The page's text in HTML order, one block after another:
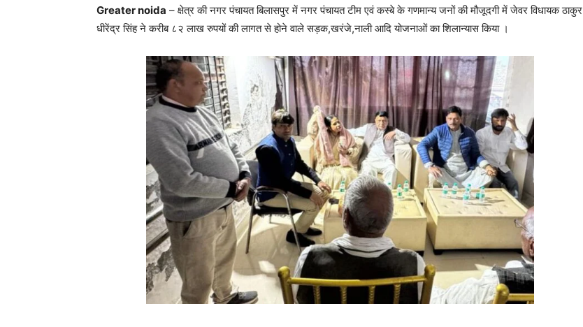
Greater noida – क्षेत्र की नगर पंचायत बिलासपुर में नगर पंचायत टीम एवं कस्बे के गणमान्य जनों की मौजूदगी में जेवर विधायक ठाकुर
धीरेंद्र सिंह ने करीब ८२ लाख रुपयों की लागत से होने वाले सड़क,खरंजे,नाली आदि योजनाओं का शिलान्यास किया ।